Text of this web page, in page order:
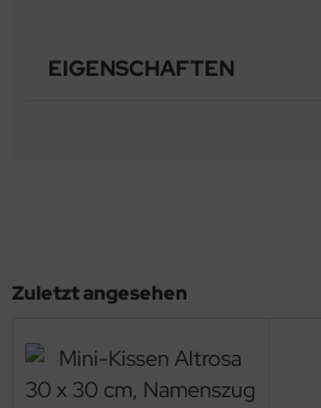
EIGENSCHAFTEN
Zuletzt angesehen